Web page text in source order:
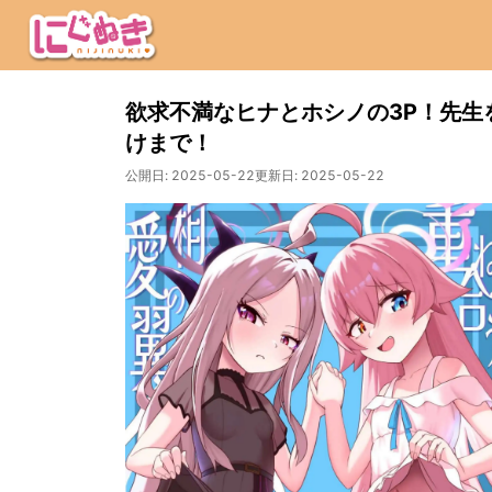
欲求不満なヒナとホシノの3P！先
けまで！
公開日: 2025-05-22更新日: 2025-05-22